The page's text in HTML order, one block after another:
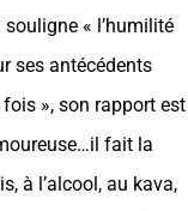
« l’humilité
ses antécédents
», son rapport est
fait la
à l’alcool, au kava,